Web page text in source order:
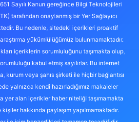
Sayılı Kanun gereğince Bilgi Teknolojileri
tarafından onaylanmış bir Yer Sağlayıcı
Bu nedenle, sitedeki içerikleri proaktif
yükümlülüğümüz bulunmamaktadır.
içeriklerin sorumluluğunu taşımakta olup,
kabul etmiş sayılırlar. Bu internet
kurum veya şahıs şirketi ile hiçbir bağlantısı
yalnızca kendi hazırladığımız makaleler
yer alan içerikler haber niteliği taşımamakta
hakkında paylaşım yapılmamaktadır.